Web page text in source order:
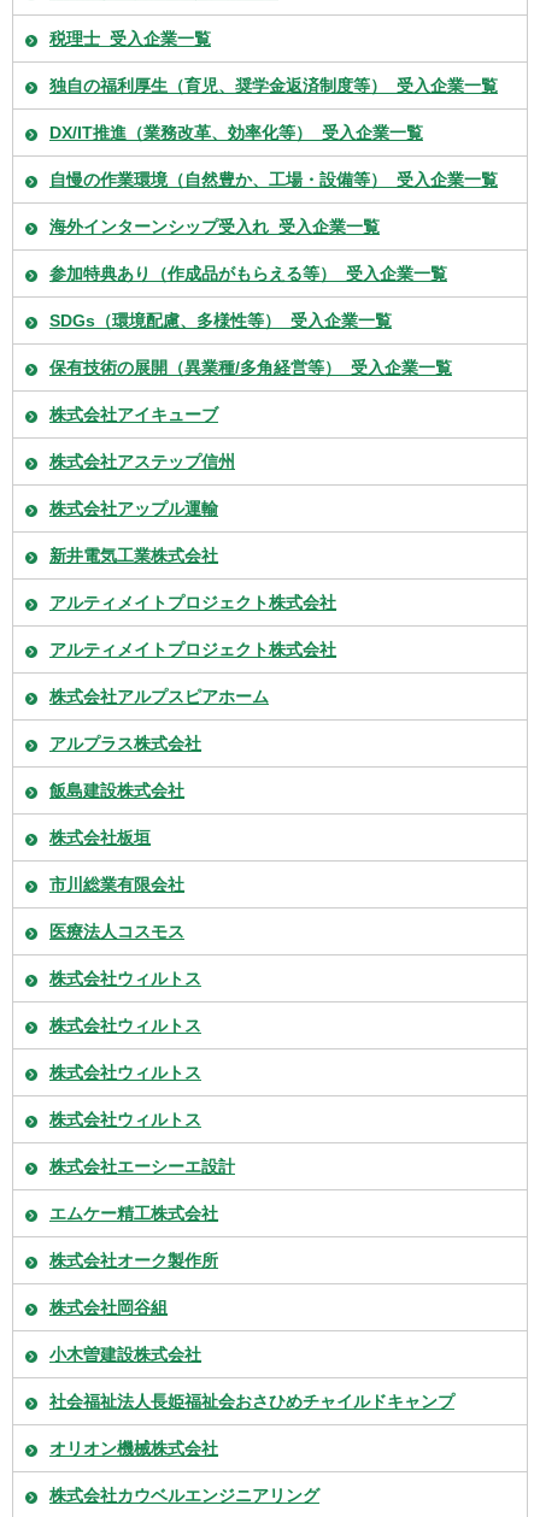
税理士_受入企業一覧
独自の福利厚生（育児、奨学金返済制度等）_受入企業一覧
DX/IT推進（業務改革、効率化等）_受入企業一覧
自慢の作業環境（自然豊か、工場・設備等）_受入企業一覧
海外インターンシップ受入れ_受入企業一覧
参加特典あり（作成品がもらえる等）_受入企業一覧
SDGs（環境配慮、多様性等）_受入企業一覧
保有技術の展開（異業種/多角経営等）_受入企業一覧
株式会社アイキューブ
株式会社アステップ信州
株式会社アップル運輸
新井電気工業株式会社
アルティメイトプロジェクト株式会社
アルティメイトプロジェクト株式会社
株式会社アルプスピアホーム
アルプラス株式会社
飯島建設株式会社
株式会社板垣
市川総業有限会社
医療法人コスモス
株式会社ウィルトス
株式会社ウィルトス
株式会社ウィルトス
株式会社ウィルトス
株式会社エーシーエ設計
エムケー精工株式会社
株式会社オーク製作所
株式会社岡谷組
小木曽建設株式会社
社会福祉法人長姫福祉会おさひめチャイルドキャンプ
オリオン機械株式会社
株式会社カウベルエンジニアリング